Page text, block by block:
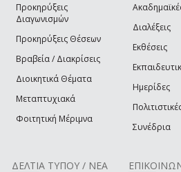
Προκηρύξεις
Διαγωνισμών
Προκηρύξεις Θέσεων
Βραβεία / Διακρίσεις
Διοικητικά Θέματα
Μεταπτυχιακά
Φοιτητική Μέριμνα
Διαλέξεις
Εκθέσεις
Ημερίδες
Συνέδρια
ΔΕΛΤΙΑ ΤΥΠΟΥ / ΝΕΑ